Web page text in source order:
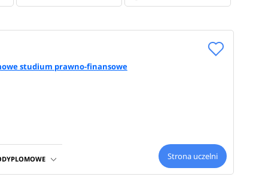
studium prawno-finansowe
Strona uczelni